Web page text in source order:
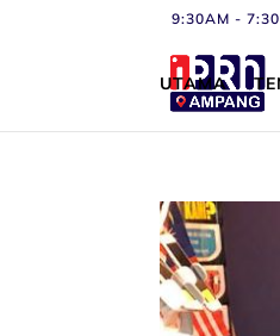
9:30AM -
UTAMA